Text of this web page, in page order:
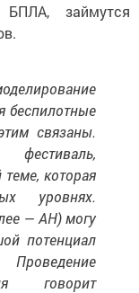
займутся
беспилотные
связаны.
которая
уровнях.
— АН) могу
потенциал
говорит